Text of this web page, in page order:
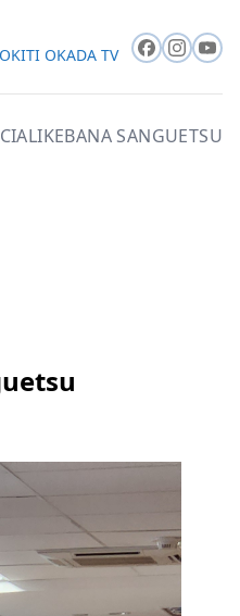
OKADA TV
IKEBANA SANGUETSU